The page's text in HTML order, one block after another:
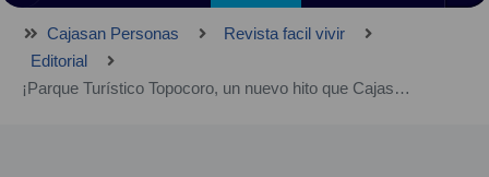
Cajasan Personas
Revista facil vivir
Editorial
¡Parque Turístico Topocoro, un nuevo hito que Cajasan gesta para proyectar el turismo en Santander!